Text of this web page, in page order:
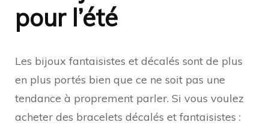
pour l’été
Les bijoux fantaisistes et décalés sont de plus
en plus portés bien que ce ne soit pas une
tendance à proprement parler. Si vous voulez
acheter des bracelets décalés et fantaisistes :